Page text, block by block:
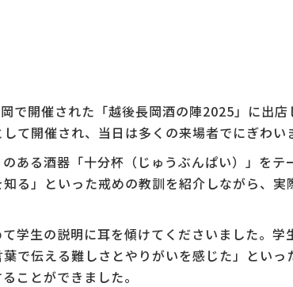
開催された「越後長岡酒の陣2025」に出店
て開催され、当日は多くの来場者でにぎわい
ある酒器「十分杯（じゅうぶんぱい）」を
る」といった戒めの教訓を紹介しながら、
学生の説明に耳を傾けてくださいました。
で伝える難しさとやりがいを感じた」とい
ことができました。